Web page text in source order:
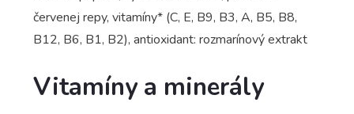
červenej repy, vitamíny* (C, E, B9, B3, A, B5, B8,
B12, B6, B1, B2), antioxidant: rozmarínový extrakt
Vitamíny a minerály